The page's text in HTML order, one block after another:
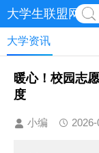
大学生联盟网-
大学资讯
暖心！校园志
度
小编 2026-